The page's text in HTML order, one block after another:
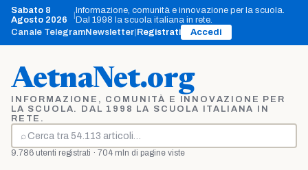
Vai
contenuto
Sabato 8
Agosto 2026
Informazione, comunità e innovazione per la scuola.
Dal 1998 la scuola italiana in rete.
Canale TelegramNewsletter Registrati Accedi
AetnaNet.org
INFORMAZIONE, COMUNITÀ E INNOVAZIONE PER
LA SCUOLA. DAL 1998 LA SCUOLA ITALIANA IN
RETE.
⌕
Cerca
9.786 utenti registrati · 704 mln di pagine viste